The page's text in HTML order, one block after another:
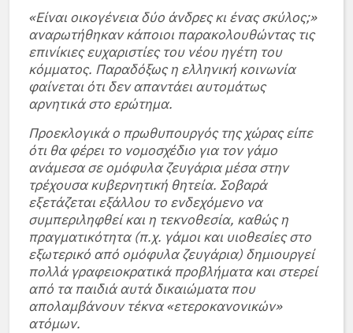
«Είναι οικογένεια δύο άνδρες κι ένας σκύλος;»
αναρωτήθηκαν κάποιοι παρακολουθώντας τις
επινίκιες ευχαριστίες του νέου ηγέτη του
κόμματος. Παραδόξως η ελληνική κοινωνία
φαίνεται ότι δεν απαντάει αυτομάτως
αρνητικά στο ερώτημα.
Προεκλογικά ο πρωθυπουργός της χώρας είπε
ότι θα φέρει το νομοσχέδιο για τον γάμο
ανάμεσα σε ομόφυλα ζευγάρια μέσα στην
τρέχουσα κυβερνητική θητεία. Σοβαρά
εξετάζεται εξάλλου το ενδεχόμενο να
συμπεριληφθεί και η τεκνοθεσία, καθώς η
πραγματικότητα (π.χ. γάμοι και υιοθεσίες στο
εξωτερικό από ομόφυλα ζευγάρια) δημιουργεί
πολλά γραφειοκρατικά προβλήματα και στερεί
από τα παιδιά αυτά δικαιώματα που
απολαμβάνουν τέκνα «ετεροκανονικών»
ατόμων.